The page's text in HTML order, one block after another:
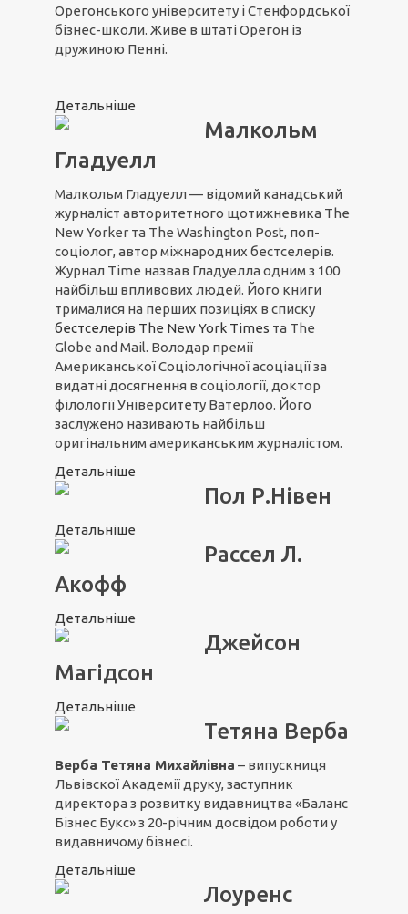
Орегонського університету і Стенфордської
бізнес-школи. Живе в штаті Орегон із
дружиною Пенні.
Детальніше
Малкольм
Гладуелл
Малкольм Гладуелл — відомий канадський
журналіст авторитетного щотижневика The
New Yorker та The Washington Post, поп-
соціолог, автор міжнародних бестселерів.
Журнал Time назвав Гладуелла одним з 100
найбільш впливових людей. Його книги
трималися на перших позиціях в списку
бестселерів The New York Times та The
Globe and Mail. Володар премії
Американської Соціологічної асоціації за
видатні досягнення в соціології, доктор
філології Університету Ватерлоо. Його
заслужено називають найбільш
оригінальним американським журналістом.
Детальніше
Пол Р.Нівен
Детальніше
Рассел Л.
Акофф
Детальніше
Джейсон
Магідсон
Детальніше
Тетяна Верба
Верба Тетяна Михайлівна – випускниця
Львівскої Академії друку, заступник
директора з розвитку видавництва «Баланс
Бізнес Букс» з 20-річним досвідом роботи у
видавничому бізнесі.
Детальніше
Лоуренс